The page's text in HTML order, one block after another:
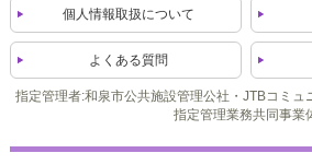
個人情報取扱について
よくある質問
指定管理者:和泉市公共施設管理公社・JTBコミ
指定管理業務共同事業